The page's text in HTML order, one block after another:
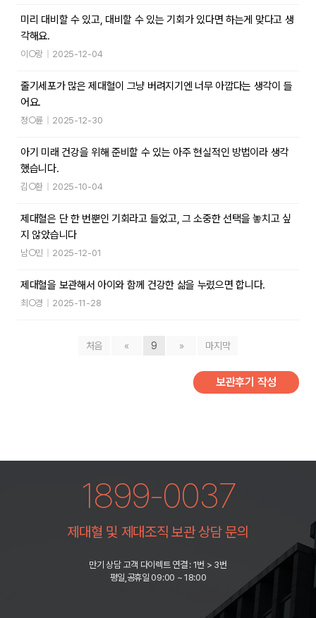
미리 대비할 수 있고, 대비할 수 있는 기회가 있다면 하는게 맞다고 생
각해요.
이○랑 2025-12-04
줄기세포가 많은 제대혈이 그냥 버려지기엔 너무 아깝다는 생각이 들
어요.
정○륜 2025-12-30
아기 미래 건강을 위해 준비할 수 있는 아주 현실적인 방법이라 생각
했습니다.
김○환 2025-10-04
제대혈은 단 한 번뿐인 기회라고 들었고, 그 소중한 선택을 놓치고 싶
지 않았습니다
남○민 2025-12-01
제대혈을 보관해서 아이와 함께 건강한 삶을 누렸으면 합니다.
최○경 2025-11-28
처음 « 9 » 마지막
보관후기 작성
1899-0037
제대혈 및 제대조직 보관 상담 문의
만기 상담 고객 다이렉트 연결 : 1번 > 3번
평일,공휴일 09:00 ~ 18:00